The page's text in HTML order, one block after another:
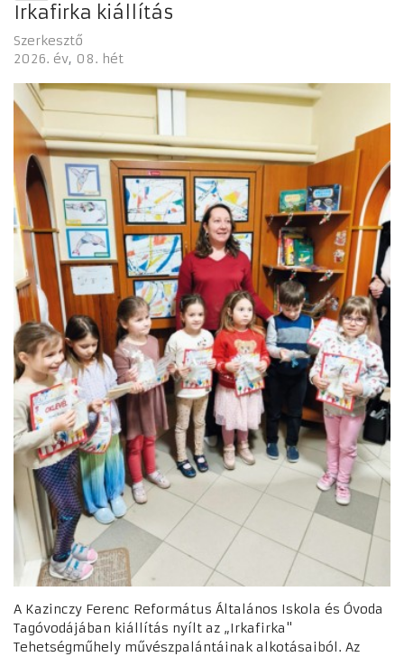
Irkafirka kiállítás
Szerkesztő
2026. év 08. hét
A Kazinczy Ferenc Református Általános Iskola és Óvoda
Tagóvodájában kiállítás nyílt az „Irkafirka"
Tehetségműhely művészpalántáinak alkotásaiból. Az